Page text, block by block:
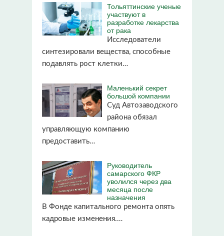
Тольяттинские ученые
участвуют в
разработке лекарства
от рака
Исследователи
синтезировали вещества, способные
подавлять рост клетки…
Маленький секрет
большой компании
Суд Автозаводского
района обязал
управляющую компанию
предоставить…
Руководитель
самарского ФКР
уволился через два
месяца после
назначения
В Фонде капитального ремонта опять
кадровые изменения.…